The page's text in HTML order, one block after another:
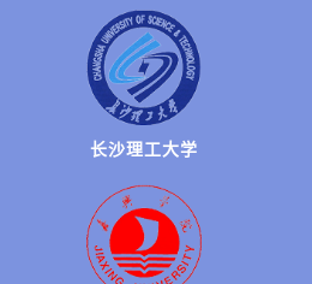
长沙理工大学
上海电子信息职业技术学院